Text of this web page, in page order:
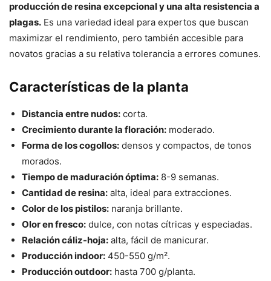
producción de resina excepcional y una alta resistencia a
plagas. Es una variedad ideal para expertos que buscan
maximizar el rendimiento, pero también accesible para
novatos gracias a su relativa tolerancia a errores comunes.
Características de la planta
Distancia entre nudos: corta.
Crecimiento durante la floración: moderado.
Forma de los cogollos: densos y compactos, de tonos
morados.
Tiempo de maduración óptima: 8-9 semanas.
Cantidad de resina: alta, ideal para extracciones.
Color de los pistilos: naranja brillante.
Olor en fresco: dulce, con notas cítricas y especiadas.
Relación cáliz-hoja: alta, fácil de manicurar.
Producción indoor: 450-550 g/m².
Producción outdoor: hasta 700 g/planta.